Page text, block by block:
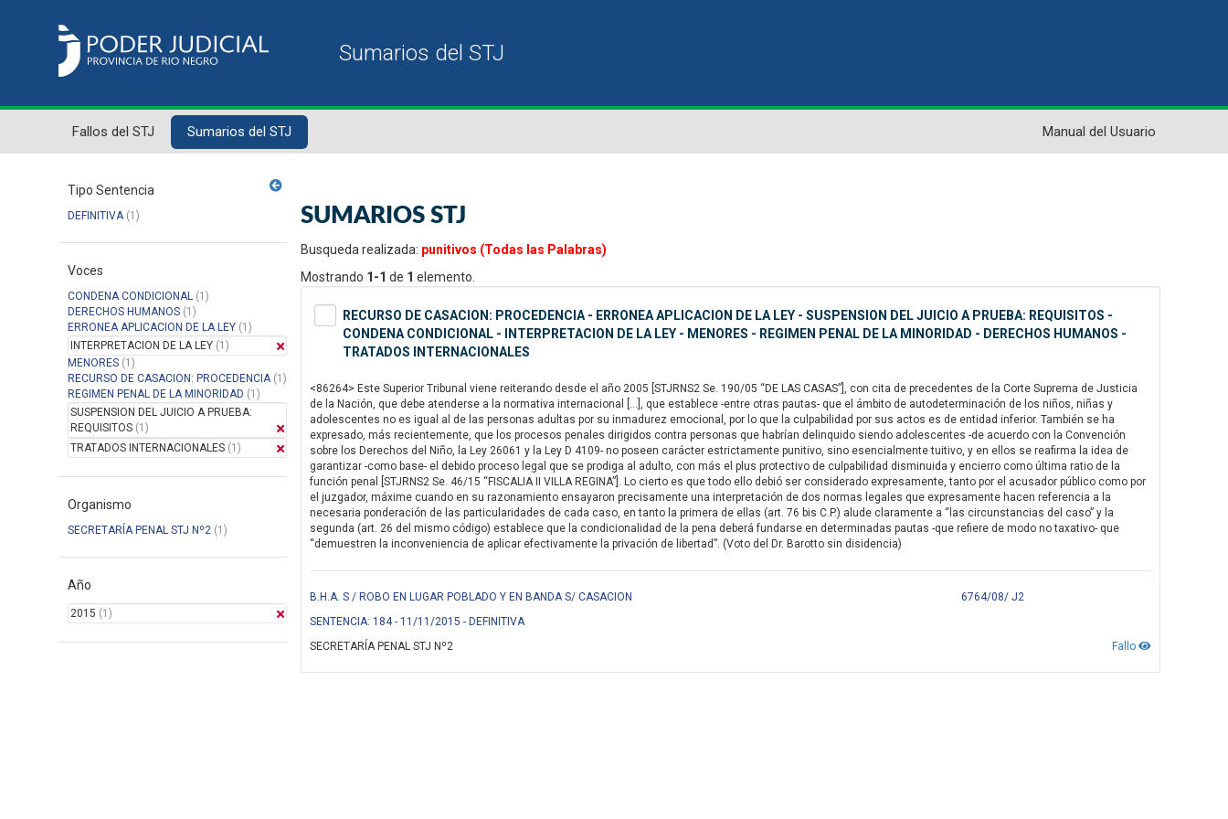
Fallos del STJ Sumarios del STJ Manual del Usuario
Tipo Sentencia
DEFINITIVA(1)
Voces
CONDENA CONDICIONAL (1)
DERECHOS HUMANOS (1)
ERRONEA APLICACION DE LA LEY (1)
INTERPRETACION DE LA LEY (1)
MENORES (1)
RECURSO DE CASACION: PROCEDENCIA(1)
REGIMEN PENAL DE LA MINORIDAD (1)
SUSPENSION DEL JUICIO A PRUEBA:
REQUISITOS (1)
TRATADOS INTERNACIONALES (1)
Organismo
SECRETARÍA PENAL STJ Nº2 (1)
Año
2015 (1)
SUMARIOS STJ
Busqueda realizada: punitivos (Todas las Palabras)
Mostrando 1-1 de 1 elemento.
RECURSO DE CASACION: PROCEDENCIA - ERRONEA APLICACION DE LA LEY - SUSPENSION DEL JUICIO A PRUEBA: REQUISITOS -
CONDENA CONDICIONAL - INTERPRETACION DE LA LEY - MENORES - REGIMEN PENAL DE LA MINORIDAD - DERECHOS HUMANOS -
TRATADOS INTERNACIONALES
<86264> Este Superior Tribunal viene reiterando desde el año 2005 [STJRNS2 Se. 190/05 “DE LAS CASAS”], con cita de precedentes de la Corte Suprema de Justicia
de la Nación, que debe atenderse a la normativa internacional […], que establece -entre otras pautas- que el ámbito de autodeterminación de los niños, niñas y
adolescentes no es igual al de las personas adultas por su inmadurez emocional, por lo que la culpabilidad por sus actos es de entidad inferior. También se ha
expresado, más recientemente, que los procesos penales dirigidos contra personas que habrían delinquido siendo adolescentes -de acuerdo con la Convención
sobre los Derechos del Niño, la Ley 26061 y la Ley D 4109- no poseen carácter estrictamente punitivo, sino esencialmente tuitivo, y en ellos se reafirma la idea de
garantizar -como base- el debido proceso legal que se prodiga al adulto, con más el plus protectivo de culpabilidad disminuida y encierro como última ratio de la
función penal [STJRNS2 Se. 46/15 “FISCALIA II VILLA REGINA”]. Lo cierto es que todo ello debió ser considerado expresamente, tanto por el acusador público como por
el juzgador, máxime cuando en su razonamiento ensayaron precisamente una interpretación de dos normas legales que expresamente hacen referencia a la
necesaria ponderación de las particularidades de cada caso, en tanto la primera de ellas (art. 76 bis C.P.) alude claramente a “las circunstancias del caso” y la
segunda (art. 26 del mismo código) establece que la condicionalidad de la pena deberá fundarse en determinadas pautas -que refiere de modo no taxativo- que
“demuestren la inconveniencia de aplicar efectivamente la privación de libertad”. (Voto del Dr. Barotto sin disidencia)
B.H.A. S / ROBO EN LUGAR POBLADO Y EN BANDA S/ CASACION
6764/08/ J2
SENTENCIA: 184 - 11/11/2015 - DEFINITIVA
Fallo
SECRETARÍA PENAL STJ Nº2